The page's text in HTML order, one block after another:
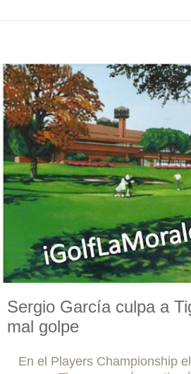
Sergio García culpa a
mal golpe
En el Players Championship